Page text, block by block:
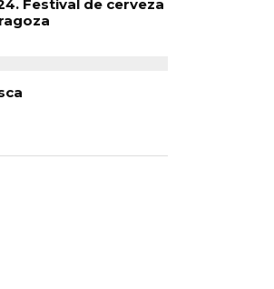
Festival de cerveza